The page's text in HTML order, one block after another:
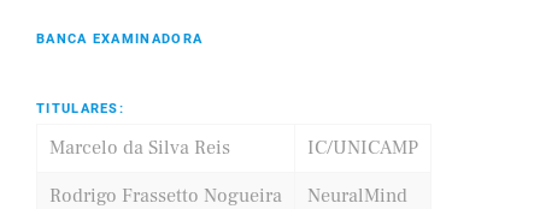
BANCA EXAMINADORA
TITULARES:
Marcelo da Silva Reis
IC/UNICAMP
Rodrigo Frassetto Nogueira
NeuralMind